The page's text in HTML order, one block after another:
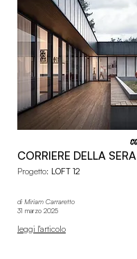
CORRIERE DELLA SERA
Progetto: LOFT 12
di Miriam Carraretto
31 marzo 2025
leggi l'articolo